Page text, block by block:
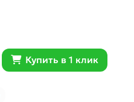
Купить в 1 клик